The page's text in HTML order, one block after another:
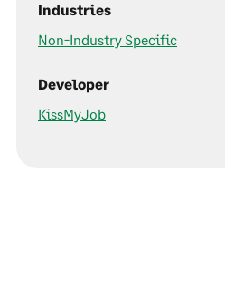
Industries
Non-Industry Specific
Developer
KissMyJob